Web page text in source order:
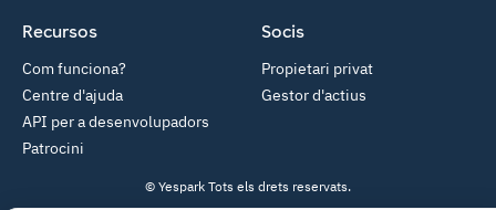
Socis
Propietari privat
Gestor d'actius
Recursos
Com funciona?
Centre d'ajuda
API per a desenvolupadors
Patrocini
© Yespark Tots els drets reservats.